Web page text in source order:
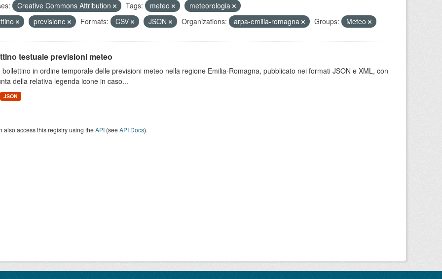
Creative Commons Attribution Tags: meteo
meteorologia
previsione Formats: CSV JSON Organizations: arpa-emilia-romagna Groups: Meteo
testuale previsioni meteo
bollettino in ordine temporale delle previsioni meteo nella regione Emilia-Romagna, pubblicato nei formati JSON e XML, con
della relativa legenda icone in caso...
JSON
also access this registry using theAPI(seeAPI Docs).